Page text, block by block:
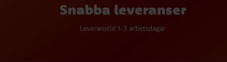
Snabba leveranser
Leveranstid 1-3 arbetsdagar